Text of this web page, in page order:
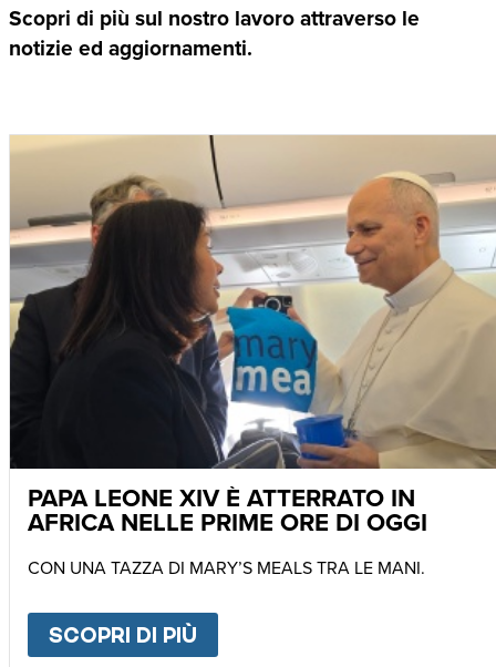
Scopri di più sul nostro lavoro attraverso le
notizie ed aggiornamenti.
PAPA LEONE XIV È ATTERRATO IN
AFRICA NELLE PRIME ORE DI OGGI
CON UNA TAZZA DI MARY’S MEALS TRA LE MANI.
SCOPRI DI PIÙ